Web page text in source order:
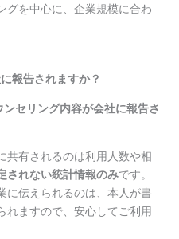
グを中心に、企業規模に合わ
報告されますか？
セリング内容が会社に報告さ
共有されるのは利用人数や相
されない統計情報のみです。
に伝えられるのは、本人が書
れますので、安心してご利用